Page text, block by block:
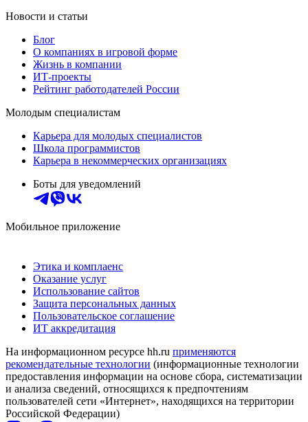
Новости и статьи
Блог
О компаниях в игровой форме
Жизнь в компании
ИТ-проекты
Рейтинг работодателей России
Молодым специалистам
Карьера для молодых специалистов
Школа программистов
Карьера в некоммерческих организациях
Боты для уведомлений
Мобильное приложение
Этика и комплаенс
Оказание услуг
Использование сайтов
Защита персональных данных
Пользовательское соглашение
ИТ аккредитация
На информационном ресурсе hh.ru применяются
рекомендательные технологии (информационные технологии
предоставления информации на основе сбора, систематизации
и анализа сведений, относящихся к предпочтениям
пользователей сети «Интернет», находящихся на территории
Российской Федерации)